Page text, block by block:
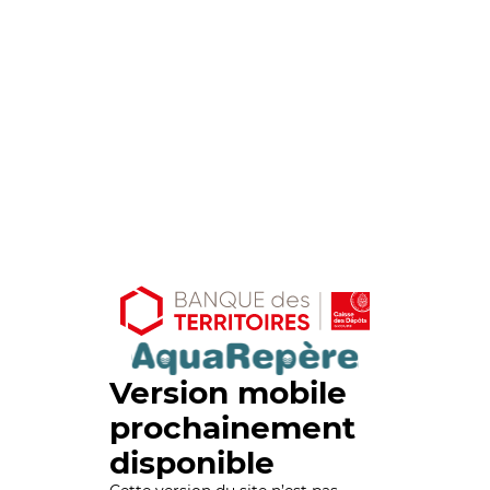
Version mobile
prochainement
disponible